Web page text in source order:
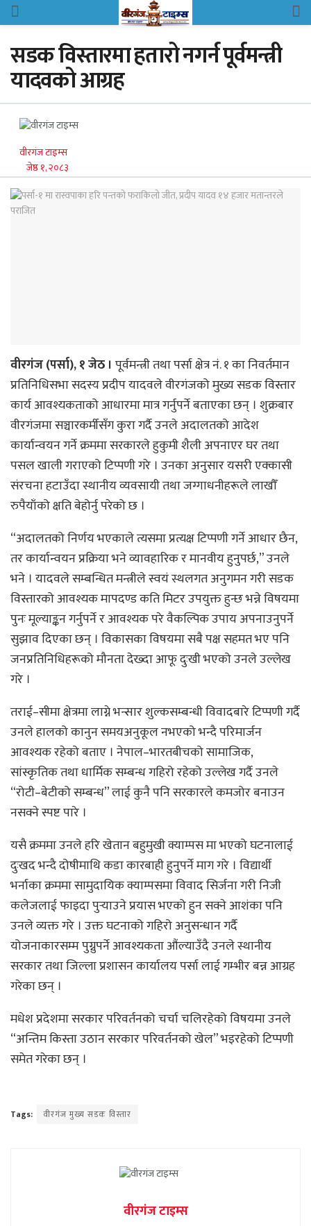
सडक विस्तारमा हतारो नगर्न पूर्वमन्त्री
यादवको आग्रह
वीरगंज टाइम्स
जेष्ठ १, २०८३
वीरगंज (पर्सा), १ जेठ । पूर्वमन्त्री तथा पर्सा क्षेत्र नं. १ का निवर्तमान
प्रतिनिधिसभा सदस्य प्रदीप यादवले वीरगंजको मुख्य सडक विस्तार
कार्य आवश्यकताको आधारमा मात्र गर्नुपर्ने बताएका छन् । शुक्रबार
वीरगंजमा सञ्चारकर्मीसँग कुरा गर्दै उनले अदालतको आदेश
कार्यान्वयन गर्ने क्रममा सरकारले हुकुमी शैली अपनाएर घर तथा
पसल खाली गराएको टिप्पणी गरे । उनका अनुसार यसरी एक्कासी
संरचना हटाउँदा स्थानीय व्यवसायी तथा जग्गाधनीहरूले लाखौँ
रुपैयाँको क्षति बेहोर्नु परेको छ ।
“अदालतको निर्णय भएकाले त्यसमा प्रत्यक्ष टिप्पणी गर्ने आधार छैन,
तर कार्यान्वयन प्रक्रिया भने व्यावहारिक र मानवीय हुनुपर्छ,” उनले
भने । यादवले सम्बन्धित मन्त्रीले स्वयं स्थलगत अनुगमन गरी सडक
विस्तारको आवश्यक मापदण्ड कति मिटर उपयुक्त हुन्छ भन्ने विषयमा
पुनः मूल्याङ्कन गर्नुपर्ने र आवश्यक परे वैकल्पिक उपाय अपनाउनुपर्ने
सुझाव दिएका छन् । विकासका विषयमा सबै पक्ष सहमत भए पनि
जनप्रतिनिधिहरूको मौनता देख्दा आफू दुःखी भएको उनले उल्लेख
गरे ।
तराई–सीमा क्षेत्रमा लाग्ने भन्सार शुल्कसम्बन्धी विवादबारे टिप्पणी गर्दै
उनले हालको कानुन समयअनुकूल नभएको भन्दै परिमार्जन
आवश्यक रहेको बताए । नेपाल–भारतबीचको सामाजिक,
सांस्कृतिक तथा धार्मिक सम्बन्ध गहिरो रहेको उल्लेख गर्दै उनले
“रोटी–बेटीको सम्बन्ध” लाई कुनै पनि सरकारले कमजोर बनाउन
नसक्ने स्पष्ट पारे ।
यसै क्रममा उनले हरि खेतान बहुमुखी क्याम्पस मा भएको घटनालाई
दुःखद भन्दै दोषीमाथि कडा कारबाही हुनुपर्ने माग गरे । विद्यार्थी
भर्नाका क्रममा सामुदायिक क्याम्पसमा विवाद सिर्जना गरी निजी
कलेजलाई फाइदा पुर्‍याउने प्रयास भएको हुन सक्ने आशंका पनि
उनले व्यक्त गरे । उक्त घटनाको गहिरो अनुसन्धान गर्दै
योजनाकारसम्म पुग्नुपर्ने आवश्यकता औंल्याउँदै उनले स्थानीय
सरकार तथा जिल्ला प्रशासन कार्यालय पर्सा लाई गम्भीर बन्न आग्रह
गरेका छन् ।
मधेश प्रदेशमा सरकार परिवर्तनको चर्चा चलिरहेको विषयमा उनले
“अन्तिम किस्ता उठान सरकार परिवर्तनको खेल” भइरहेको टिप्पणी
समेत गरेका छन् ।
Tags: वीरगंज मुख्य सडक विस्तार
वीरगंज टाइम्स